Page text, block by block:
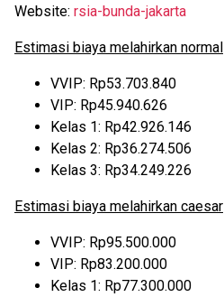
Website: rsia-bunda-jakarta
Estimasi biaya melahirkan normal
VVIP: Rp53.703.840
VIP: Rp45.940.626
Kelas 1: Rp42.926.146
Kelas 2: Rp36.274.506
Kelas 3: Rp34.249.226
Estimasi biaya melahirkan caesar
VVIP: Rp95.500.000
VIP: Rp83.200.000
Kelas 1: Rp77.300.000